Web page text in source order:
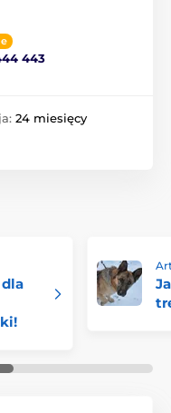
443
24 miesięcy